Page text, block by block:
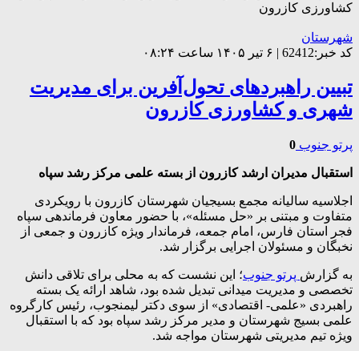
کشاورزی کازرون
شهرستان
کد خبر:62412 | ۶ تیر ۱۴۰۵ ساعت ۰۸:۲۴
تبیین راهبردهای تحول‌آفرین برای مدیریت
شهری و کشاورزی کازرون
پرتو جنوب 0
استقبال مدیران ارشد کازرون از بسته علمی مرکز رشد سپاه
اجلاسیه سالیانه مجمع بسیجیان شهرستان کازرون با رویکردی
متفاوت و مبتنی بر «حل مسئله»، با حضور معاون فرماندهی سپاه
فجر استان فارس، امام جمعه، فرماندار ویژه کازرون و جمعی از
نخبگان و مسئولان اجرایی برگزار شد.
به گزارش پرتو جنوب؛ این نشست که به محلی برای تلاقی دانش
تخصصی و مدیریت میدانی تبدیل شده بود، شاهد ارائه یک بسته
راهبردی «علمی- اقتصادی» از سوی دکتر لیمنجوب، رئیس کارگروه
علمی بسیج شهرستان و مدیر مرکز رشد سپاه بود که با استقبال
ویژه تیم مدیریتی شهرستان مواجه شد.